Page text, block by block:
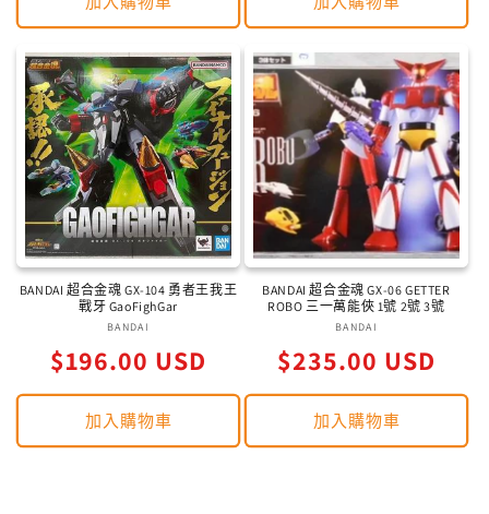
BANDAI 超合金魂 GX-104 勇者王我王
戰牙 GaoFighGar
廠
商：
BANDAI
定
價
$196.00 USD
加入購物車
BANDAI 超合金魂 GX-06 GETTER
ROBO 三一萬能俠 1號 2號 3號
廠
商：
BANDAI
定
價
$235.00 USD
加入購物車